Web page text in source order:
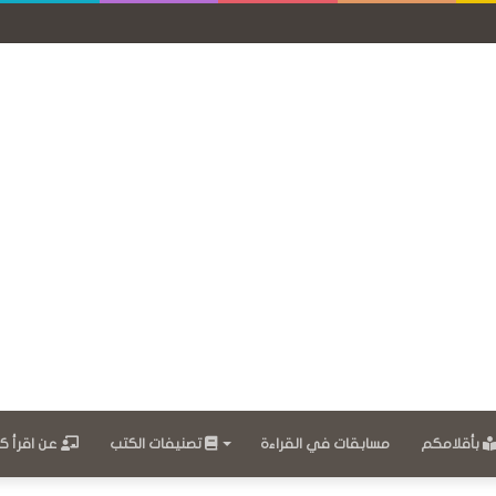
عن اقرأ تصنيفات الكتب مسابقات في القراءة بأقلامكم